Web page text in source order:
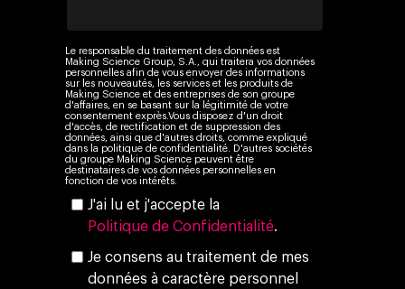
Le responsable du traitement des données est
Making Science Group, S.A., qui traitera vos données
personnelles afin de vous envoyer des informations
sur les nouveautés, les services et les produits de
Making Science et des entreprises de son groupe
d'affaires, en se basant sur la légitimité de votre
consentement exprès.Vous disposez d'un droit
d'accès, de rectification et de suppression des
données, ainsi que d'autres droits, comme expliqué
dans la politique de confidentialité. D'autres sociétés
du groupe Making Science peuvent être
destinataires de vos données personnelles en
fonction de vos intérêts.
J'ai lu et j'accepte la
Politique de Confidentialité.
Je consens au traitement de mes
données à caractère personnel